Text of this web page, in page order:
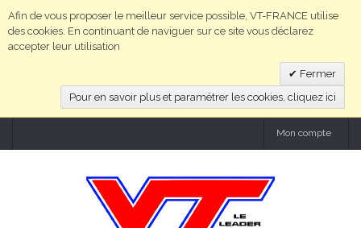
Afin de vous proposer le meilleur service possible, VT-FRANCE utilise
des cookies. En continuant de naviguer sur ce site vous déclarez
accepter leur utilisation
Fermer
Pour en savoir plus et paramétrer les cookies, cliquez ici
Mon compte